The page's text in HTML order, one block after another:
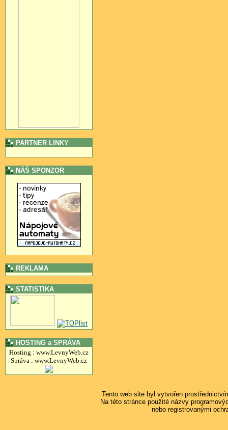
PARTNER LINKY
NÁŠ SPONZOR
REKLAMA
STATISTIKA
HOSTING a SPRÁVA
Hosting : www.LevnyWeb.cz
Správa : www.LevnyWeb.cz
Tento web site byl vytvořen
Na této stránce použité názvy
nebo registrovanými